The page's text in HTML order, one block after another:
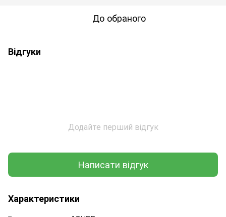
До обраного
Відгуки
Додайте перший відгук
Написати відгук
Характеристики